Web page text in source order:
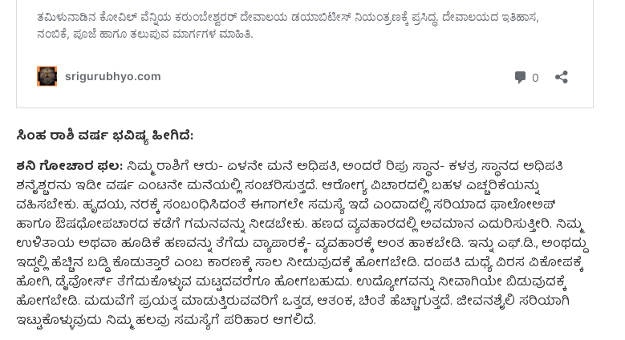
ಸಿಂಹ ರಾಶಿ ವರ್ಷ ಭವಿಷ್ಯ ಹೀಗಿದೆ:
ಶನಿ ಗೋಚಾರ ಫಲ:ನಿಮ್ಮ ರಾಶಿಗೆ ಆರು- ಏಳನೇ ಮನೆ ಅಧಿಪತಿ, ಅಂದರೆ ರಿಪು ಸ್ಥಾನ- ಕಳತ್ರ ಸ್ಥಾನದ ಅಧಿಪತಿ
ಶನೈಶ್ಚರನು ಇಡೀ ವರ್ಷ ಎಂಟನೇ ಮನೆಯಲ್ಲಿ ಸಂಚರಿಸುತ್ತದೆ. ಆರೋಗ್ಯ ವಿಚಾರದಲ್ಲಿ ಬಹಳ ಎಚ್ಚರಿಕೆಯನ್ನು
ವಹಿಸಬೇಕು. ಹೃದಯ, ನರಕ್ಕೆ ಸಂಬಂಧಿಸಿದಂತೆ ಈಗಾಗಲೇ ಸಮಸ್ಯೆ ಇದೆ ಎಂದಾದಲ್ಲಿ ಸರಿಯಾದ ಫಾಲೋಅಪ್
ಹಾಗೂ ಔಷಧೋಪಚಾರದ ಕಡೆಗೆ ಗಮನವನ್ನು ನೀಡಬೇಕು. ಹಣದ ವ್ಯವಹಾರದಲ್ಲಿ ಅವಮಾನ ಎದುರಿಸುತ್ತೀರಿ. ನಿಮ್ಮ
ಉಳಿತಾಯ ಅಥವಾ ಹೂಡಿಕೆ ಹಣವನ್ನು ತೆಗೆದು ವ್ಯಾಪಾರಕ್ಕೆ- ವ್ಯವಹಾರಕ್ಕೆ ಅಂತ ಹಾಕಬೇಡಿ. ಇನ್ನು ಎಫ್.ಡಿ., ಅಂಥದ್ದು
ಇದ್ದಲ್ಲಿ ಹೆಚ್ಚಿನ ಬಡ್ಡಿ ಕೊಡುತ್ತಾರೆ ಎಂಬ ಕಾರಣಕ್ಕೆ ಸಾಲ ನೀಡುವುದಕ್ಕೆ ಹೋಗಬೇಡಿ. ದಂಪತಿ ಮಧ್ಯೆ ವಿರಸ ವಿಕೋಪಕ್ಕೆ
ಹೋಗಿ, ಡೈವೋರ್ಸ್ ತೆಗೆದುಕೊಳ್ಳುವ ಮಟ್ಟದವರೆಗೂ ಹೋಗಬಹುದು. ಉದ್ಯೋಗವನ್ನು ನೀವಾಗಿಯೇ ಬಿಡುವುದಕ್ಕೆ
ಹೋಗಬೇಡಿ. ಮದುವೆಗೆ ಪ್ರಯತ್ನ ಮಾಡುತ್ತಿರುವವರಿಗೆ ಒತ್ತಡ, ಆತಂಕ, ಚಿಂತೆ ಹೆಚ್ಚಾಗುತ್ತದೆ. ಜೀವನಶೈಲಿ ಸರಿಯಾಗಿ
ಇಟ್ಟುಕೊಳ್ಳುವುದು ನಿಮ್ಮ ಹಲವು ಸಮಸ್ಯೆಗೆ ಪರಿಹಾರ ಆಗಲಿದೆ.